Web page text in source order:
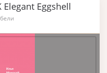
Elegant Eggshell